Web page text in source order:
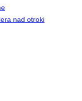
nad otroki